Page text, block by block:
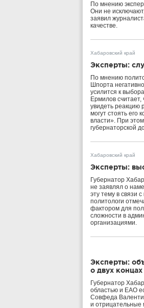
По мнению
Они не
заявил
качестве.
Хабаровский край
Эксперты:
По мнению
Шпорта
усилится к
Ермилов
увидеть реакцию
могут стоять его
власти». При
губернаторской
Хабаровский край
Эксперты:
Губернатор
не заявлял о
эту тему в связи
политологи
фактором для
сложности в
организациями.
Эксперты:
о двух концах
Губернатор
областью и ЕАО
Совфеда
и отрицательные